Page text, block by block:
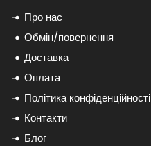
Про нас
Обмін/повернення
Доставка
Оплата
Політика конфіденційності
Контакти
Блог